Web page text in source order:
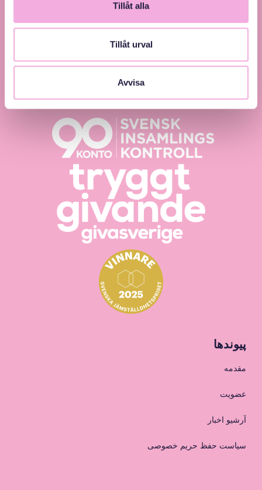
Tillåt alla
Tillåt urval
Avvisa
Svenska med baby – Föräldraträffar för jämlikhet
پیوندها
مقدمه
عضویت
آرشیو اخبار
سیاست حفظ حریم خصوصی